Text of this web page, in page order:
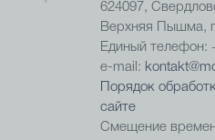
624097,
Верхняя Пышма,
Единый телефон:
e-mail:
Порядок
сайте
Смещение